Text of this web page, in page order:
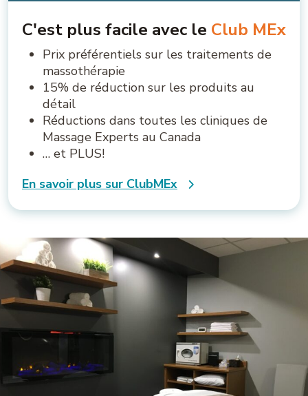
C'est plus facile avec le Club MEx
Prix préférentiels sur les traitements de
massothérapie
15% de réduction sur les produits au
détail
Réductions dans toutes les cliniques de
Massage Experts au Canada
… et PLUS!
En savoir plus sur ClubMEx